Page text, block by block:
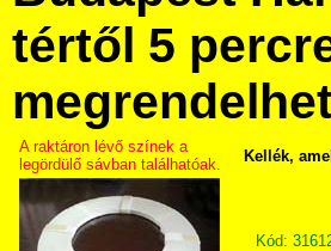
tértől 5
A raktáron lévő színek a
legördülő sávban találhatóak.
Kellék,
Kód: